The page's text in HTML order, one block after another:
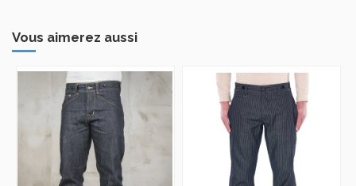
Vous aimerez aussi